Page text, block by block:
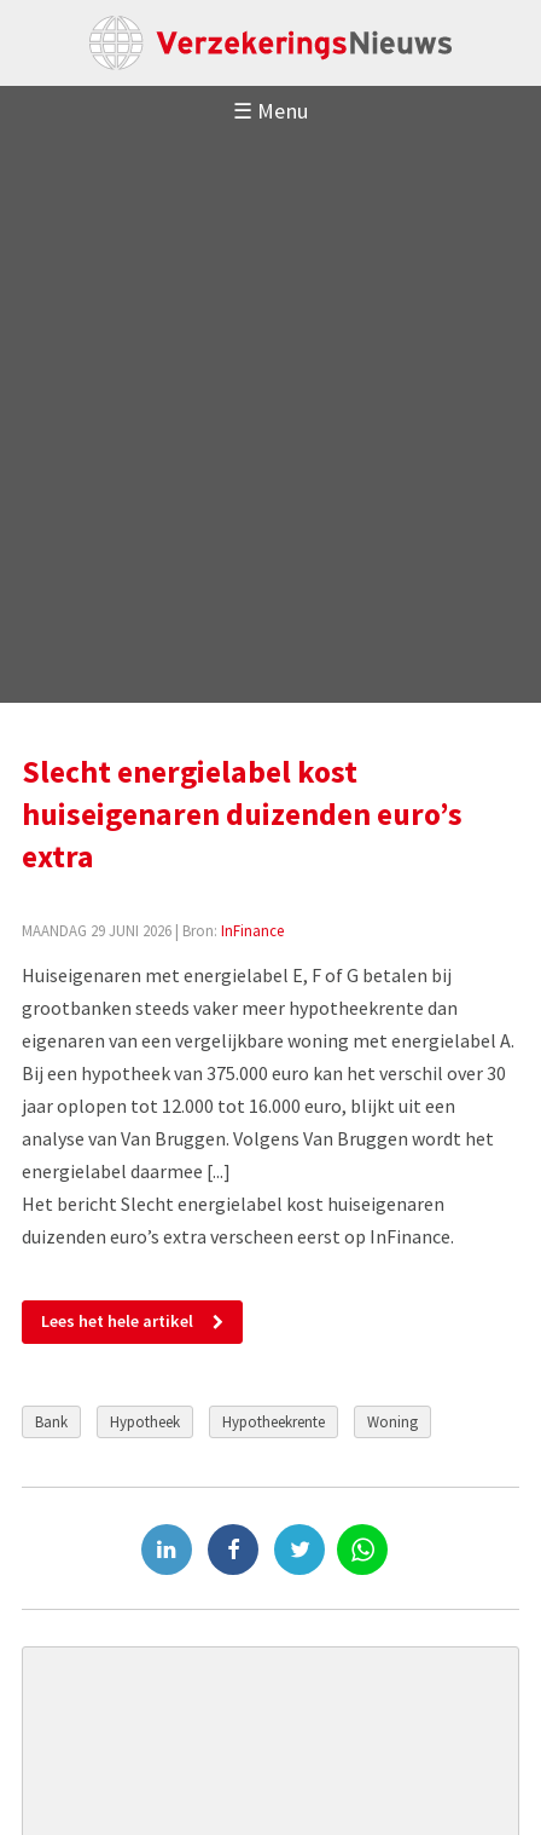
☰ Menu
Slecht energielabel kost
huiseigenaren duizenden euro’s
extra
MAANDAG 29 JUNI 2026| Bron: InFinance
Huiseigenaren met energielabel E, F of G betalen bij
grootbanken steeds vaker meer hypotheekrente dan
eigenaren van een vergelijkbare woning met energielabel A.
Bij een hypotheek van 375.000 euro kan het verschil over 30
jaar oplopen tot 12.000 tot 16.000 euro, blijkt uit een
analyse van Van Bruggen. Volgens Van Bruggen wordt het
energielabel daarmee [...]
Het bericht Slecht energielabel kost huiseigenaren
duizenden euro’s extra verscheen eerst op InFinance.
Lees het hele artikel
Bank Hypotheek Hypotheekrente Woning